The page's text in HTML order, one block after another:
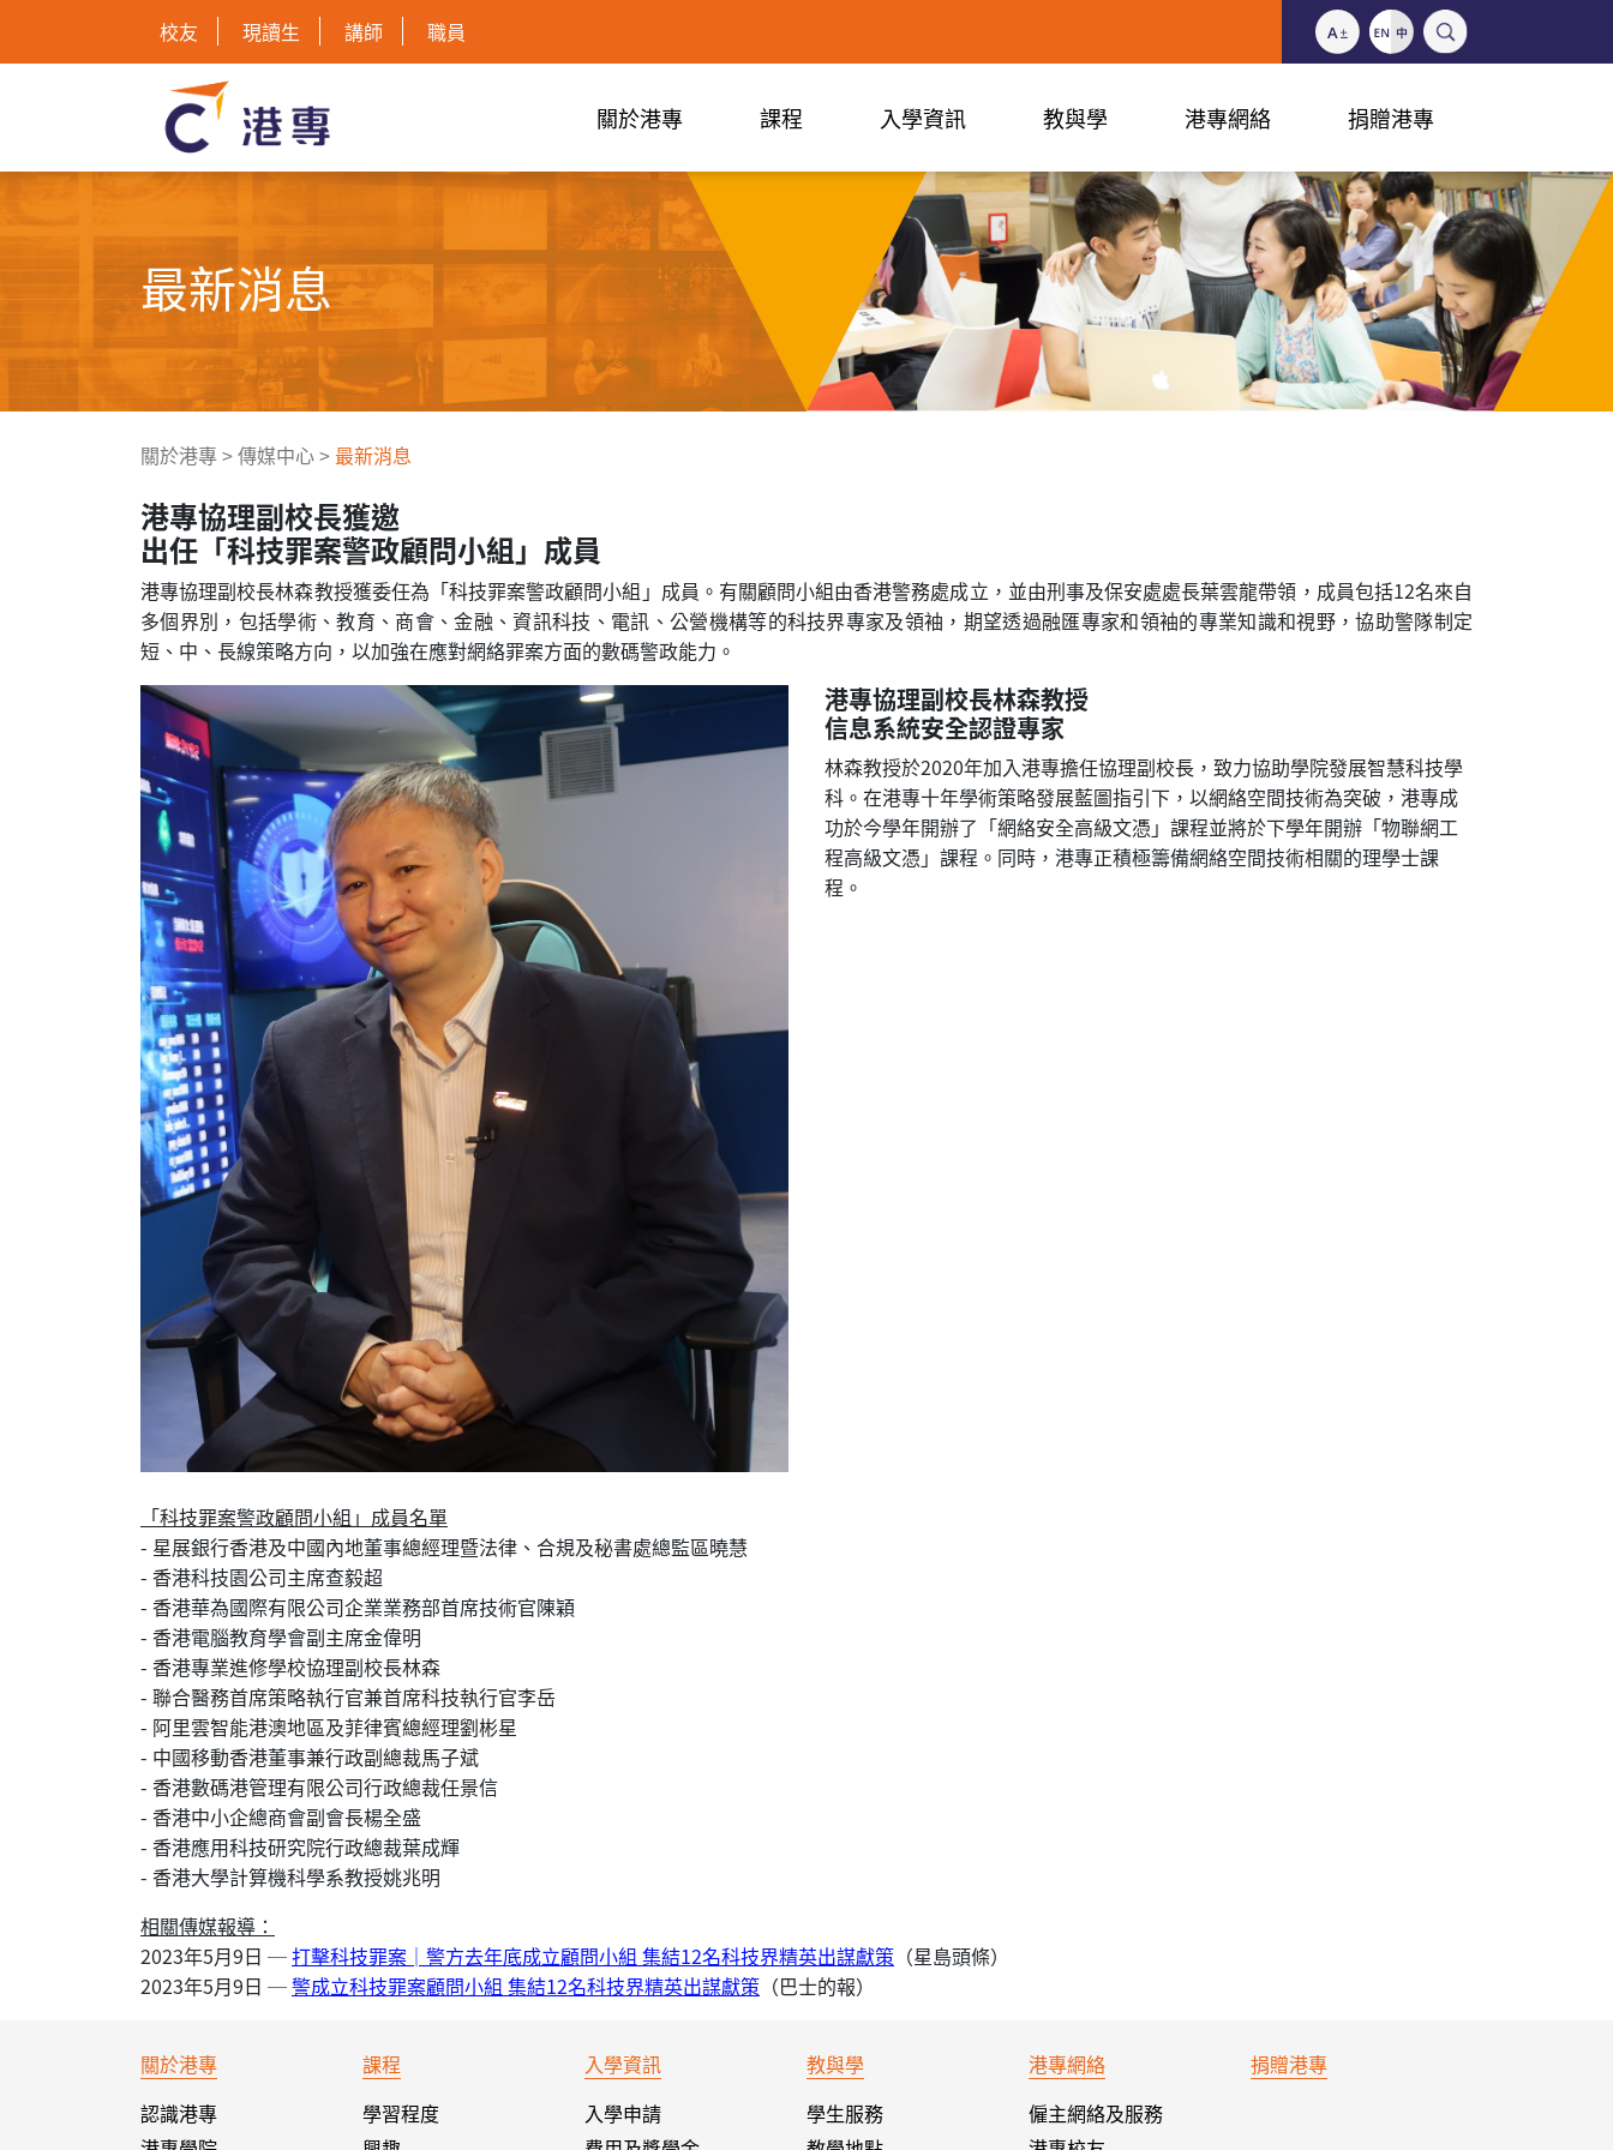
校友 現讀生 講師 職員
關於港專 課程 入學資訊 教與學 港專網絡 捐贈港專
最新消息
關於港專>傳媒中心> 最新消息
港專協理副校長獲邀
出任「科技罪案警政顧問小組」成員
港專協理副校長林森教授獲委任為「科技罪案警政顧問小組」成員。有關顧問小組由香港警務處成立，並由刑事及保安處處長葉雲龍帶領，成員包括12名來自
多個界別，包括學術、教育、商會、金融、資訊科技、電訊、公營機構等的科技界專家及領袖，期望透過融匯專家和領袖的專業知識和視野，協助警隊制定
短、中、長線策略方向，以加強在應對網絡罪案方面的數碼警政能力。
港專協理副校長林森教授
信息系統安全認證專家
林森教授於2020年加入港專擔任協理副校長，致力協助學院發展智慧科技學
科。在港專十年學術策略發展藍圖指引下，以網絡空間技術為突破，港專成
功於今學年開辦了「網絡安全高級文憑」課程並將於下學年開辦「物聯網工
程高級文憑」課程。同時，港專正積極籌備網絡空間技術相關的理學士課
程。
「科技罪案警政顧問小組」成員名單
- 星展銀行香港及中國內地董事總經理暨法律、合規及秘書處總監區曉慧
- 香港科技園公司主席查毅超
- 香港華為國際有限公司企業業務部首席技術官陳穎
- 香港電腦教育學會副主席金偉明
- 香港專業進修學校協理副校長林森
- 聯合醫務首席策略執行官兼首席科技執行官李岳
- 阿里雲智能港澳地區及菲律賓總經理劉彬星
- 中國移動香港董事兼行政副總裁馬子斌
- 香港數碼港管理有限公司行政總裁任景信
- 香港中小企總商會副會長楊全盛
- 香港應用科技研究院行政總裁葉成輝
- 香港大學計算機科學系教授姚兆明
相關傳媒報導：
2023年5月9日 ─打擊科技罪案│警方去年底成立顧問小組 集結12名科技界精英出謀獻策 （星島頭條）
2023年5月9日 ─警成立科技罪案顧問小組 集結12名科技界精英出謀獻策 （巴士的報）
關於港專
認識港專
課程
學習程度
入學資訊
入學申請
教與學
學生服務
港專網絡
僱主網絡及服務
捐贈港專